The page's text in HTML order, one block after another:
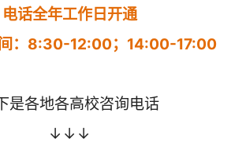
电话全年工作日开通
：8:30-12:00；14:00-17:00
是各地各高校咨询电话
↓↓↓